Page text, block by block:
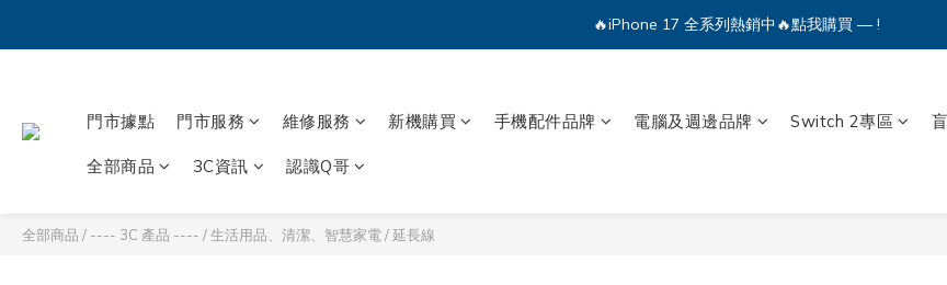
🔥iPhone 17 全系列熱銷中🔥點我購買 — !
💕加入Q哥 Line 新好友領優惠券！🎫
門市據點 門市服務 維修服務 新機購買 手機配件品牌 電腦及週邊品牌 Switch 2專區
全部商品 3C資訊 認識Q哥
全部商品 / ---- 3C 產品 ---- /生活用品、清潔、智慧家電 /延長線